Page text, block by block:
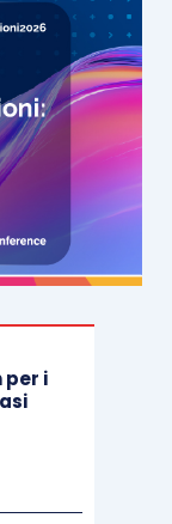
che il
sociale,
nelle
il capitale
deliberati e
lo sviluppo
dell’articolo
mancanza,
quanto
per i